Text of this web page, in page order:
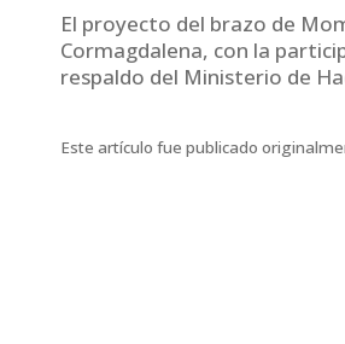
El proyecto del brazo de
Cormagdalena, con la
respaldo del Ministerio de
Este artículo fue publicado